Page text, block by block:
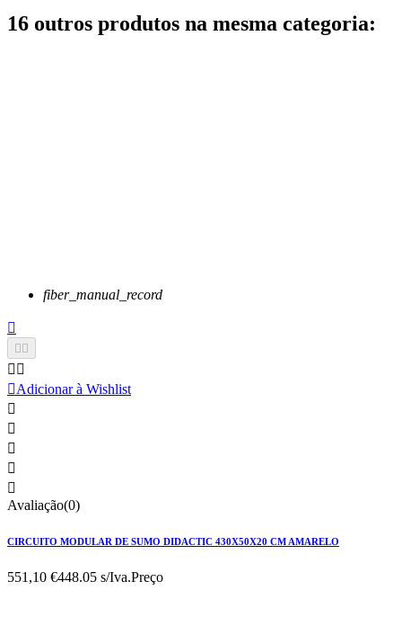
16 outros produtos na mesma categoria:
fiber_manual_record

 
 
Adicionar à Wishlist





Avaliação(0)
CIRCUITO MODULAR DE SUMO DIDACTIC 430X50X20 CM AMARELO
551,10 €448.05 s/Iva.Preço